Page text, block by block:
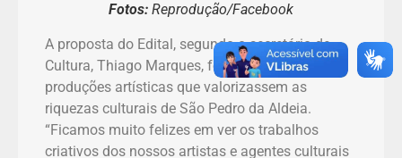
Fotos: Reprodução/Facebook
A proposta do Edital, segundo o secretário de
Cultura, Thiago Marques, foi incentivar
produções artísticas que valorizassem as
riquezas culturais de São Pedro da Aldeia.
“Ficamos muito felizes em ver os trabalhos
criativos dos nossos artistas e agentes culturais